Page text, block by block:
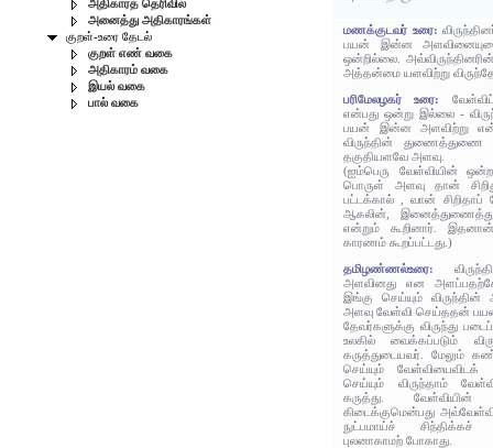
அதிகாரத் தெரிவில்
அனைத்து அதிகாரங்கள்
குறள்-உரை தேடல்
குறள் எண் வகை
அதிகாரம் வகை
இயல் வகை
பால் வகை
மணக்குடவர் உரை:
பயன் இன்ன
ஒன்றில்லை.
அத்தன்மை யளவிற்று
பரிமேலழகர் உரை:
என்பது ஒன்று இல்லை -
பயன் இன்ன அளவிற்று
விருந்தின் துணைத்துணை
தகுதியளவே அளவு.
(ஐம்பெரு வேள்வியின்
பொருள் அளவு தான்
பட்டக்கால் , வான் சிறிதாப்
ஆகலின்,
என்றும் கூறினார்.
காரணம் கூறப்பட்டது.)
தமிழண்ணல்உரை:
அளவினது என
இங்கு செய்யும்
அளவு வேள்வி செய்ததன்
தேவர்களுக்கு விருந்து
உலகில் வைக்கப்படும்
கருத்துடையவர். மேலும்
செய்யும்
செய்யும் விருந்தாம்
கருத்து. வேள்வியின்
கிடைக்குமென்பது
நுட்பமாய்ச்
புலனாகாமற் போகாது.